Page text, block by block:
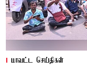
மாவட்ட செய்திகள்